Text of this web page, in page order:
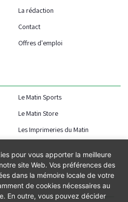
La rédaction
Contact
Offres d'emploi
Le Matin Sports
Le Matin Store
Les Imprimeries du Matin
pour vous apporter la meilleure
site Web. Vos préférences des
dans la mémoire locale de votre
de cookies nécessaires au
En outre, vous pouvez décider